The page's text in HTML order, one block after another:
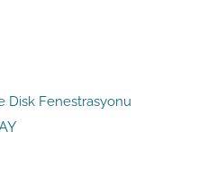
Disk Fenestrasyonu